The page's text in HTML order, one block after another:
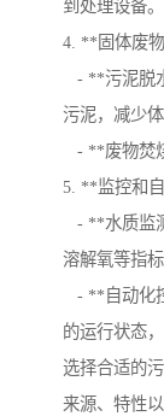
到处理设备。
4. **固体废
- **污泥脱
污泥，减少
- **废物焚
5. **监控和
- **水质监
溶解氧等指
- **自动化
的运行状态
选择合适的
来源、特性